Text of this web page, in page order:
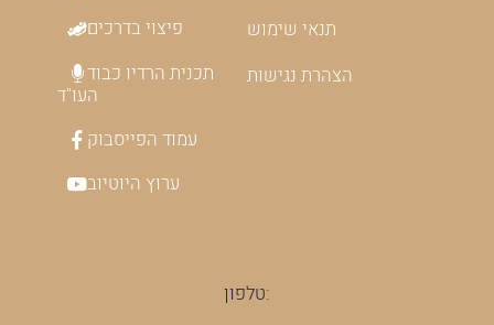
פיצוי בדרכים
תכנית הרדיו כבוד
העו"ד
עמוד הפייסבוק
ערוץ היוטיוב
תנאי שימוש
הצהרת נגישות
טלפון: